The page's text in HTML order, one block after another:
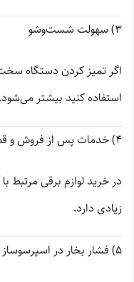
3) سهولت شست‌وشو
اگر تمیز کردن دستگاه
استفاده کنید بیشتر می‌شود.
4) خدمات پس از فروش و قطعات
در خرید لوازم برقی مرتبط
زیادی دارد.
5) فشار بخار در اسپرسوساز